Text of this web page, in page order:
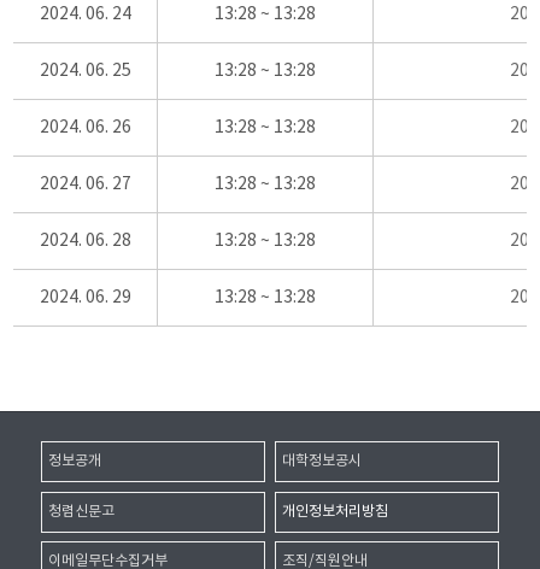
2024. 06. 24 13:28 ~ 13:28
2024. 06. 25 13:28 ~ 13:28
2024. 06. 26 13:28 ~ 13:28
2024. 06. 27 13:28 ~ 13:28
2024. 06. 28 13:28 ~ 13:28
2024. 06. 29 13:28 ~ 13:28
정보공개 대학정보공시
청렴신문고 개인정보처리방침
이메일무단수집거부 조직/직원안내